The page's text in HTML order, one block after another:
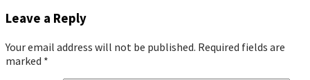
Leave a Reply
Your email address will not be published. Required fields are
marked *